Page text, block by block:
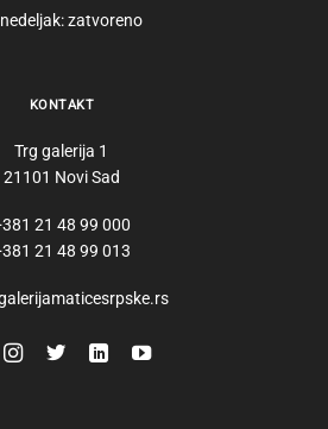
zatvoreno
KONTAKT
Trg galerija 1
21101 Novi Sad
21 48 99 000
21 48 99 013